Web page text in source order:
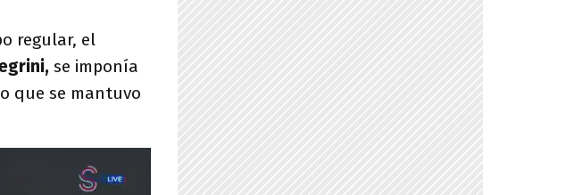
regular, el
se imponía
que se mantuvo